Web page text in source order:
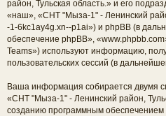
район, Тульская область.» и его
«наш», «СНТ "Мыза-1" - Ленинский
-1-6kc1ay4g.xn--p1ai») и phpBB (в
обеспечение phpBB»,
Teams») используют информацию,
пользовательских сессий (в
Ваша информация собирается двумя
«СНТ "Мыза-1" - Ленинский район,
созданию программным обеспечением